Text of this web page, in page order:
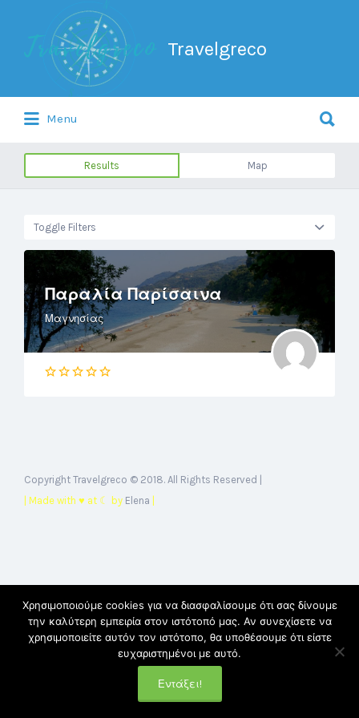
Travelgreco
Search
Menu
for:
Results Map
Toggle Filters
Παραλία Παρίσαινα
Μαγνησίας
Copyright Travelgreco © 2018. All Rights Reserved |
| Made with ♥ at ☾ by Elena
Χρησιμοποιούμε cookies για να διασφαλίσουμε ότι σας δίνουμε
την καλύτερη εμπειρία στον ιστότοπό μας. Αν συνεχίσετε να
χρησιμοποιείτε αυτόν τον ιστότοπο, θα υποθέσουμε ότι είστε
ευχαριστημένοι με αυτό.
Εντάξει!